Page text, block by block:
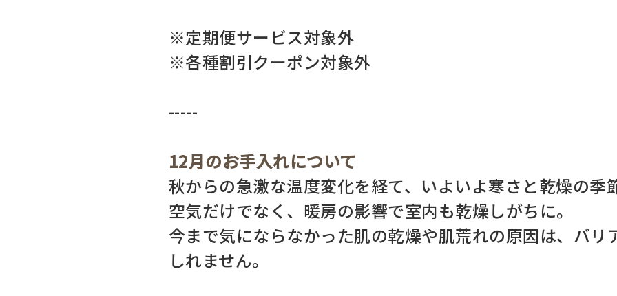
※定期便サービス対象外
※各種割引クーポン対象外
-----
12月のお手入れについて
秋からの急激な温度変化を経て、いよいよ寒さと乾燥の季
空気だけでなく、暖房の影響で室内も乾燥しがちに。
今まで気にならなかった肌の乾燥や肌荒れの原因は、バリ
しれません。